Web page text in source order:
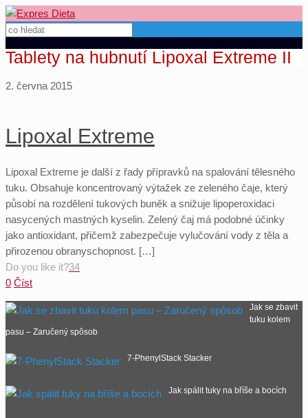
Tablety na hubnutí Lipoxal Extreme II
2. června 2015
Lipoxal Extreme
Lipoxal Extreme je další z řady přípravků na spalování tělesného
tuku. Obsahuje koncentrovaný výtažek ze zeleného čaje, který
působí na rozdělení tukových buněk a snižuje lipoperoxidaci
nasycených mastných kyselin. Zelený čaj má podobné účinky
jako antioxidant, přičemž zabezpečuje vylučování vody z těla a
přirozenou obranyschopnost. […]
Do you like it?34
0 Číst
Jak se zbavit
tuku kolem
pasu – Zaručený spôsob
7-PhenylStack Stacker
Jak spálit tuky na bříše a bocích